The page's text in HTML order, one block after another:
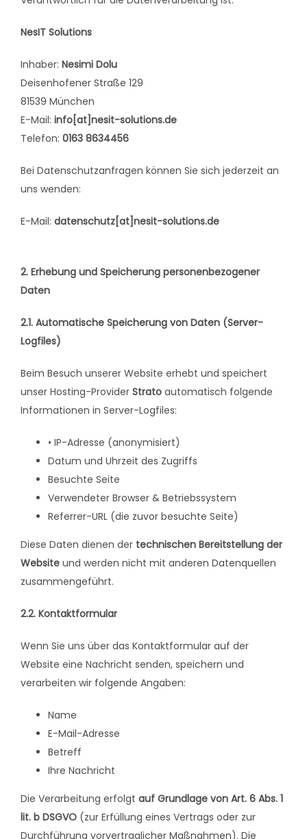
NesIT Solutions
Inhaber: Nesimi Dolu
Deisenhofener Straße 129
81539 München
E-Mail: info[at]nesit-solutions.de
Telefon: 0163 8634456
Bei Datenschutzanfragen können Sie sich jederzeit an
uns wenden:
E-Mail: datenschutz[at]nesit-solutions.de
2. Erhebung und Speicherung personenbezogener
Daten
2.1. Automatische Speicherung von Daten (Server-
Logfiles)
Beim Besuch unserer Website erhebt und speichert
unser Hosting-Provider Strato automatisch folgende
Informationen in Server-Logfiles:
• IP-Adresse (anonymisiert)
Datum und Uhrzeit des Zugriffs
Besuchte Seite
Verwendeter Browser & Betriebssystem
Referrer-URL (die zuvor besuchte Seite)
Diese Daten dienen der technischen Bereitstellung der
Website und werden nicht mit anderen Datenquellen
zusammengeführt.
2.2. Kontaktformular
Wenn Sie uns über das Kontaktformular auf der
Website eine Nachricht senden, speichern und
verarbeiten wir folgende Angaben:
Name
E-Mail-Adresse
Betreff
Ihre Nachricht
Die Verarbeitung erfolgt auf Grundlage von Art. 6 Abs. 1
lit. b DSGVO (zur Erfüllung eines Vertrags oder zur
Durchführung vorvertraglicher Maßnahmen). Die